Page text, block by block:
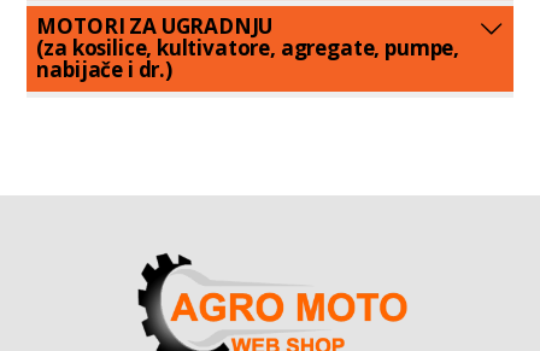
MOTORI ZA UGRADNJU
(za kosilice, kultivatore, agregate, pumpe,
nabijače i dr.)